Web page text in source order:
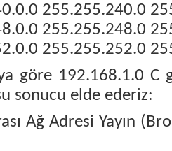
255.255.240.0
255.255.248.0
255.255.252.0
göre 192.168.1.0 C
sonucu elde ederiz:
Ağ Adresi Yayın